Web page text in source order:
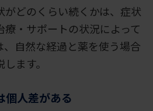
がどのくらい続くかは、症状
・サポートの状況によって
自然な経過と薬を使う場合
ます。
個人差がある